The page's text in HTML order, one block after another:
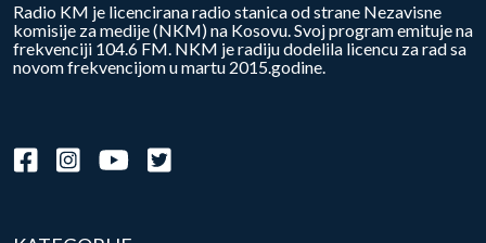
Radio KM je licencirana radio stanica od strane Nezavisne
komisije za medije (NKM) na Kosovu. Svoj program emituje na
frekvenciji 104.6 FM. NKM je radiju dodelila licencu za rad sa
novom frekvencijom u martu 2015.godine.